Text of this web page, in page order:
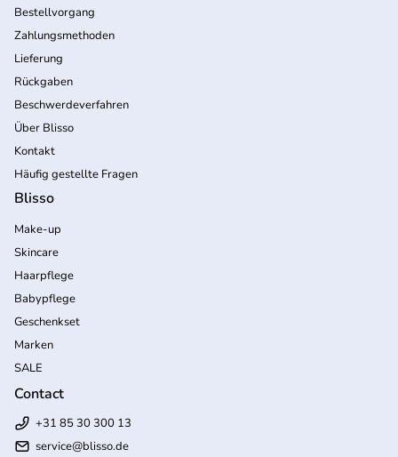
Bestellvorgang
Zahlungsmethoden
Lieferung
Rückgaben
Beschwerdeverfahren
Über Blisso
Kontakt
Häufig gestellte Fragen
Blisso
Make-up
Skincare
Haarpflege
Babypflege
Geschenkset
Marken
SALE
Contact
+31 85 30 300 13
service@blisso.de